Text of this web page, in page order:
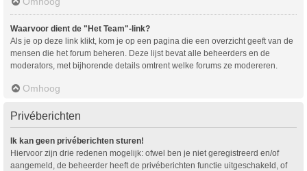
Waarvoor dient de "Het Team"-link?
Als je op deze link klikt, kom je op een pagina die een overzicht geeft van de
mensen die het forum beheren. Deze lijst bevat alle beheerders en de
moderators, met bijhorende details omtrent welke forums ze modereren.
Omhoog
Privéberichten
Ik kan geen privéberichten sturen!
Hiervoor zijn drie redenen mogelijk: ofwel ben je niet geregistreerd en/of
aangemeld, de beheerder heeft de privéberichten functie uitgeschakeld, of